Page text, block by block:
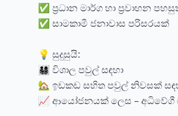
✅ ප්‍රධාන මාර්ග හා ප්‍රවාහන
✅ සාමකාමී ජනාවාස පරිසරයක්
💡 සුදුසුයි:
👨‍👩‍👧‍👦 විශාල පවුල් සඳහා
🏡 ඉඩකඩ සහිත පවුල් නිවසක්
📈 ආයෝජනයක් ලෙස –